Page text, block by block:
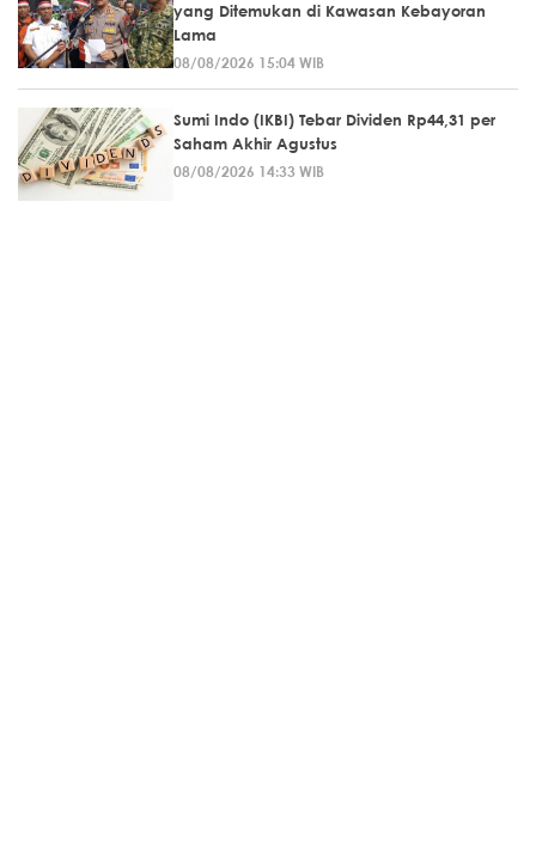
yang Ditemukan di Kawasan Kebayoran
Lama
08/08/2026 15:04 WIB
Sumi Indo (IKBI) Tebar Dividen Rp44,31 per
Saham Akhir Agustus
08/08/2026 14:33 WIB